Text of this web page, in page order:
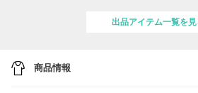
ご不明な点がございましたら、どうぞお気軽
ご注文後に店舗またはオンラインショップに
品後、国内または海外より発送いたします。
配送中の遅延・紛失・破損などのトラブル
出品アイテム一覧を見
商品情報